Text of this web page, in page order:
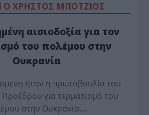
Ο ΧΡΗΣΤΟΣ ΜΠΟΤΖΙΟΣ
αισιοδοξία για τον
του πολέμου στην
Ουκρανία
ήταν η πρωτοβουλία του
για τερματισμό του
στην Ουκρανία,…